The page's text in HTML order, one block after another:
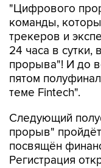
"Цифрового
команды,
трекеров и
24 часа в
прорыва"! И до
пятом
теме Fintech".
Следующий
прорыв"
посвящён
Регистрация